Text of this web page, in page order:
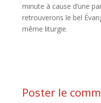
minute à cause d’une
retrouverons le bel
même liturgie.
Poster le